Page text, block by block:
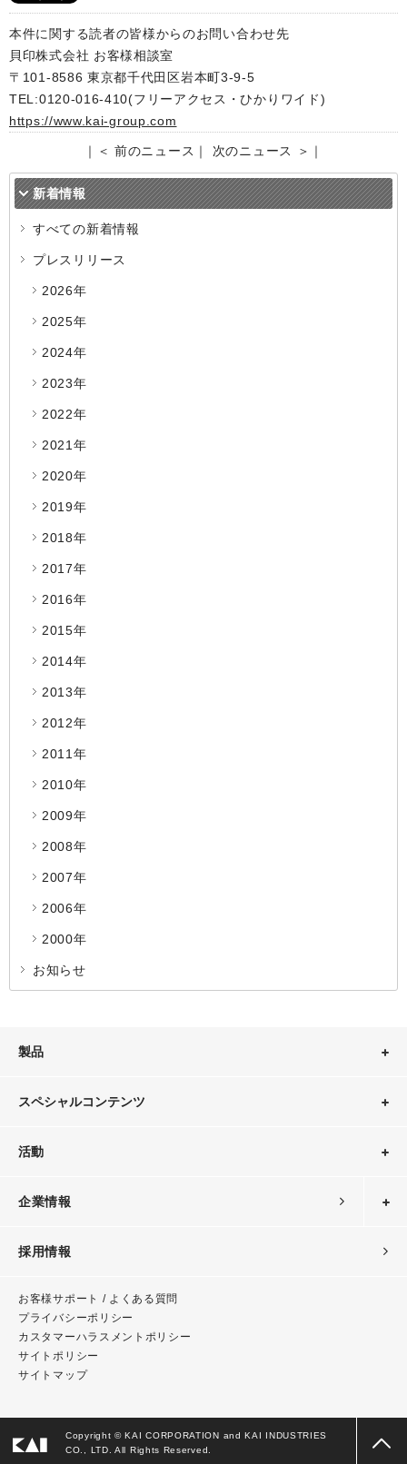
本件に関する読者の皆様からのお問い合わせ先
貝印株式会社 お客様相談室
〒101-8586 東京都千代田区岩本町3-9-5
TEL:0120-016-410(フリーアクセス・ひかりワイド)
https://www.kai-group.com
｜ ＜ 前のニュース ｜ 次のニュース ＞ ｜
新着情報
すべての新着情報
プレスリリース
2026年
2025年
2024年
2023年
2022年
2021年
2020年
2019年
2018年
2017年
2016年
2015年
2014年
2013年
2012年
2011年
2010年
2009年
2008年
2007年
2006年
2000年
お知らせ
製品
スペシャルコンテンツ
活動
企業情報
採用情報
お客様サポート / よくある質問
プライバシーポリシー
カスタマーハラスメント ポリシー
サイトポリシー
サイトマップ
Copyright © KAI CORPORATION and KAI INDUSTRIES
CO., LTD. All Rights Reserved.